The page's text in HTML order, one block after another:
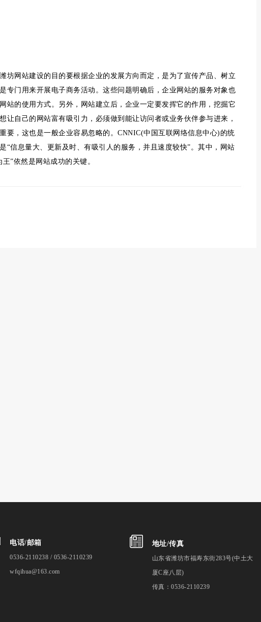
坊网站建设的目的要根据企业的发展方向而定，是为了宣传产品、树立
专门用来开展电子商务活动。这些问题明确后，企业网站的服务对象也
站的使用方式。另外，网站建立后，企业一定要发挥它的作用，挖掘它
让自己的网站富有吸引力，必须做到能让访问者或业务伙伴参与进来，
要，这也是一般企业容易忽略的。CNNIC(中国互联网络信息中心)的统
“信息量大、更新及时、有吸引人的服务，并且速度较快”。其中，网站
”依然是网站成功的关键。
电话/邮箱
0536-2110238 / 0536-2110239
wfqihua@163.com
地址/传真
山东省潍坊市福寿东街283号(中土大
厦C座八层)
传真：0536-2110239